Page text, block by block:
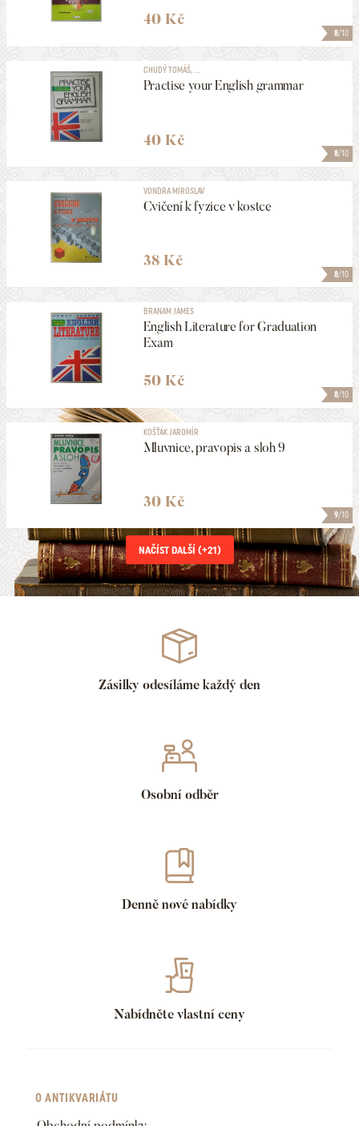
8/10
40 Kč
8/10
CHUDÝ TOMÁŠ, ...
Practise your English grammar
40 Kč
8/10
VONDRA MIROSLAV
Cvičení k fyzice v kostce
38 Kč
8/10
BRANAM JAMES
English Literature for Graduation
Exam
50 Kč
9/10
KOŠŤÁK JAROMÍR
Mluvnice, pravopis a sloh 9
30 Kč
NAČÍST DALŠÍ (+21)
Zásilky odesíláme každý den
Osobní odběr
Denně nové nabídky
Nabídněte vlastní ceny
O ANTIKVARIÁTU